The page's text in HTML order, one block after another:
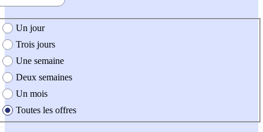
création de l'offre
Un jour
Trois jours
Une semaine
Deux semaines
Un mois
Toutes les offres